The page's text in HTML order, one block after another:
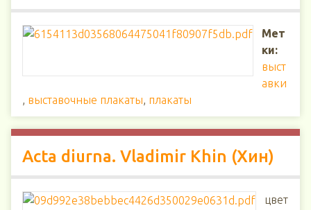
Мет
ки:
выст
авки
, выставочные плакаты, плакаты
Acta diurna. Vladimir Khin (Хин)
цвет